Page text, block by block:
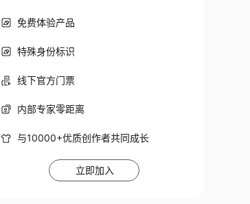
免费体验产品
特殊身份标识
线下官方门票
内部专家零距离
与10000+优质创作者共同成长
立即加入